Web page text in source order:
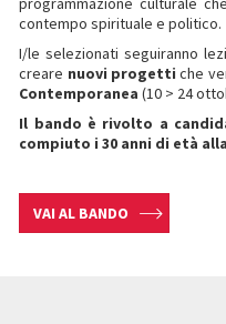
contempo spirituale e politico.
I/le selezionati seguiranno
creare nuovi progetti che
Contemporanea (10 > 24
Il bando è rivolto a
compiuto i 30 anni di età
VAI AL BANDO